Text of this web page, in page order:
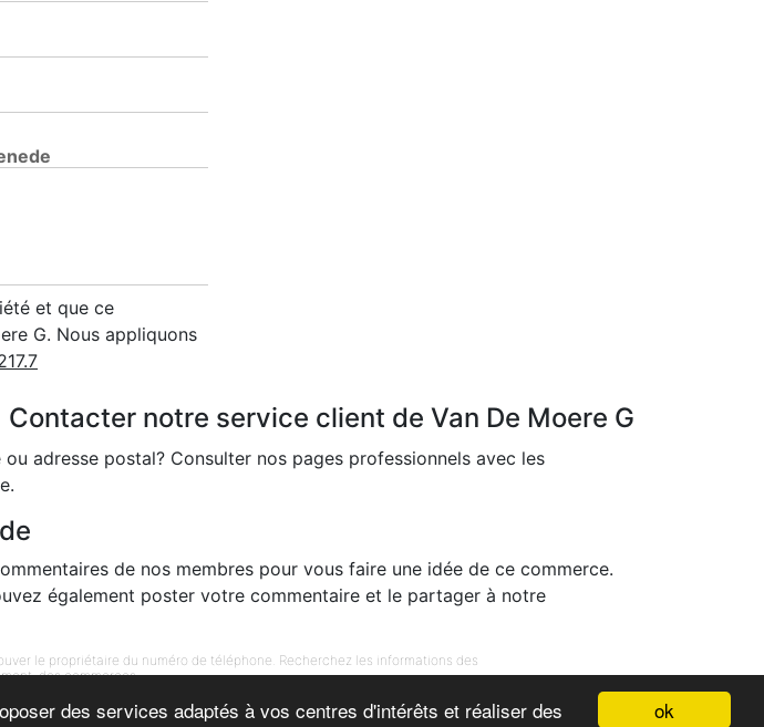
ok
des services adaptés à vos centres d'intérêts et réaliser des
et que ce
G. Nous appliquons
Contacter notre service client de Van De Moere G
adresse postal? Consulter nos pages professionnels avec les
de nos membres pour vous faire une idée de ce commerce.
également poster votre commentaire et le partager à notre
le propriétaire du numéro de téléphone. Recherchez les informations des
des commerces...
-Horas empresas-Annuaire Maroc -Telefonbuch- Horaires entreprise-Annuaire